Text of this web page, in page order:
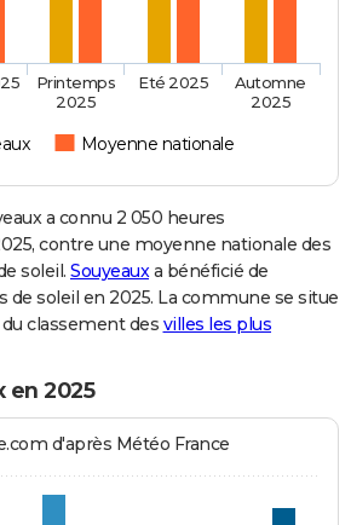
Moyenne nationale
Printemps
2025
Eté 2025
Automne
2025
a connu 2 050 heures
contre une moyenne nationale des
soleil. Souyeauxa bénéficié de
de soleil en 2025. La commune se situe
classement des villes les plus
en 2025
d'après Météo France